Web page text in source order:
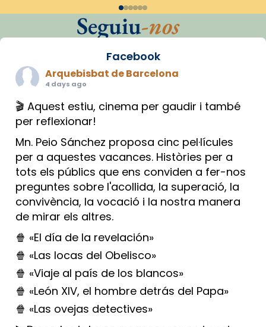
Seguiu-nos
Facebook
Arquebisbat de Barcelona
4 days ago
🎬 Aquest estiu, cinema per gaudir i també
per reflexionar!
Mn. Peio Sánchez proposa cinc pel·lícules
per a aquestes vacances. Històries per a
tots els públics que ens conviden a fer-nos
preguntes sobre l'acollida, la superació, la
convivència, la vocació i la nostra manera
de mirar els altres.
🍿 «El día de la revelación»
🍿 «Las locas del Obelisco»
🍿 «Viaje al país de los blancos»
🍿 «León XIV, el hombre detrás del Papa»
🍿 «Las ovejas detectives»